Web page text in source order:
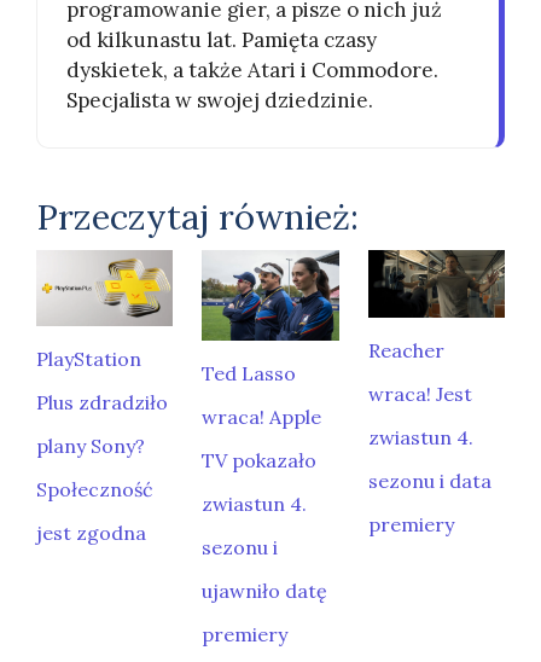
programowanie gier, a pisze o nich już
od kilkunastu lat. Pamięta czasy
dyskietek, a także Atari i Commodore.
Specjalista w swojej dziedzinie.
Przeczytaj również:
PlayStation
Plus zdradziło
plany Sony?
Społeczność
jest zgodna
Ted Lasso
wraca! Apple
TV pokazało
zwiastun 4.
sezonu i
ujawniło datę
premiery
Reacher
wraca! Jest
zwiastun 4.
sezonu i data
premiery